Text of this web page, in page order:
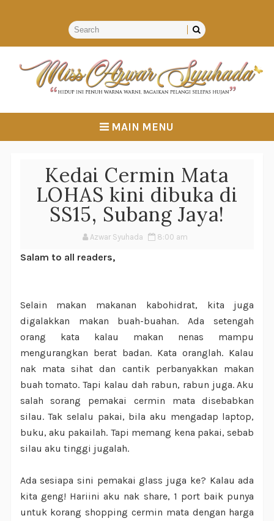
MAIN MENU
Kedai Cermin Mata
LOHAS kini dibuka di
SS15, Subang Jaya!
Azwar Syuhada 8:00 am
Salam to all readers,
Selain makan makanan kabohidrat, kita juga
digalakkan makan buah-buahan. Ada setengah
orang kata kalau makan nenas mampu
mengurangkan berat badan. Kata oranglah. Kalau
nak mata sihat dan cantik perbanyakkan makan
buah tomato. Tapi kalau dah rabun, rabun juga. Aku
salah sorang pemakai cermin mata disebabkan
silau. Tak selalu pakai, bila aku mengadap laptop,
buku, aku pakailah. Tapi memang kena pakai, sebab
silau aku tinggi jugalah.
Ada sesiapa sini pemakai glass juga ke? Kalau ada
kita geng! Hariini aku nak share, 1 port baik punya
untuk korang shopping cermin mata dengan harga